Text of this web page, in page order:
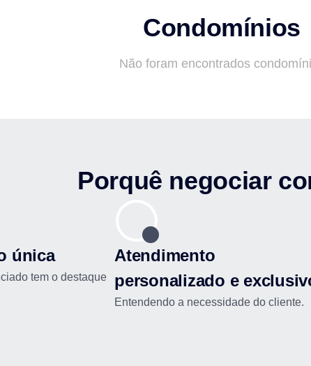
Condomínios
Não foram encontrados
Porquê negociar
única
tem o destaque
Atendimento
personalizado e
Entendendo a necessidade do cliente.